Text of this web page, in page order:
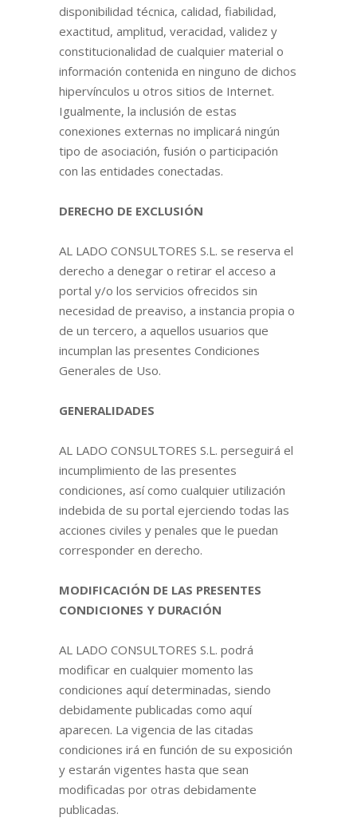
disponibilidad técnica, calidad, fiabilidad,
exactitud, amplitud, veracidad, validez y
constitucionalidad de cualquier material o
información contenida en ninguno de dichos
hipervínculos u otros sitios de Internet.
Igualmente, la inclusión de estas
conexiones externas no implicará ningún
tipo de asociación, fusión o participación
con las entidades conectadas.
DERECHO DE EXCLUSIÓN
AL LADO CONSULTORES S.L. se reserva el
derecho a denegar o retirar el acceso a
portal y/o los servicios ofrecidos sin
necesidad de preaviso, a instancia propia o
de un tercero, a aquellos usuarios que
incumplan las presentes Condiciones
Generales de Uso.
GENERALIDADES
AL LADO CONSULTORES S.L. perseguirá el
incumplimiento de las presentes
condiciones, así como cualquier utilización
indebida de su portal ejerciendo todas las
acciones civiles y penales que le puedan
corresponder en derecho.
MODIFICACIÓN DE LAS PRESENTES
CONDICIONES Y DURACIÓN
AL LADO CONSULTORES S.L. podrá
modificar en cualquier momento las
condiciones aquí determinadas, siendo
debidamente publicadas como aquí
aparecen. La vigencia de las citadas
condiciones irá en función de su exposición
y estarán vigentes hasta que sean
modificadas por otras debidamente
publicadas.